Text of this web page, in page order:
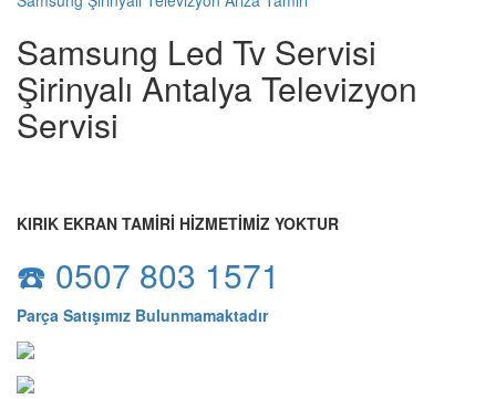
Samsung Led Tv Servisi
Şirinyalı Antalya Televizyon
Servisi
KIRIK EKRAN TAMİRİ HİZMETİMİZ YOKTUR
☎️ 0507 803 1571
Parça Satışımız Bulunmamaktadır